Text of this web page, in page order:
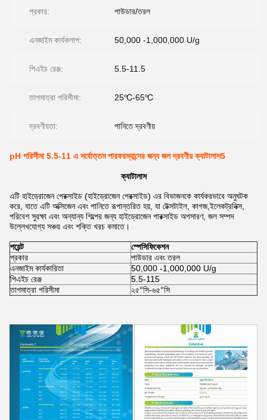
প্রকার: পাউডার/তরল
এনজাইম কার্যকলাপ: 50,000 -1,000,000 U/g
পিএইচ রেঞ্জ: 5.5-11.5
তাপমাত্রা পরিসীমা: 25℃-65℃
দ্রবণীয়তা: পানিতে দ্রবণীয়
pH পরিসীমা 5.5-11 এ সর্বোত্তম পারফরম্যান্সের জন্য জল দ্রবণীয় ক্যাটালাস5
ক্যাটালাস
এটি হাইড্রোজেন পেরক্সাইড (হাইড্রোজেন পেরক্সাইড) এর বিভাজনকে কার্যকরভাবে অনুঘটক
করে, যাতে এটি অক্সিজেন এবং পানিতে রূপান্তরিত হয়, যা টেক্সটাইল, কাগজ,ইলেকট্রনিক্স,
পরিবেশ সুরক্ষা এবং অন্যান্য শিল্পের জন্য হাইড্রোজেন পারক্সাইড অপসারণ, জল সম্পদ
উল্লেখযোগ্য সঞ্চয় এবং শক্তি খরচ কমাতে।
পয়েন্ট
স্পেসিফিকেশন
প্রকার
পাউডার এবং তরল
এনজাইম কার্যকারিতা
50,000 -1,000,000 U/g
পিএইচ রেঞ্জ
5.5-115
তাপমাত্রা পরিসীমা
২৫°সি-৬৫°সি